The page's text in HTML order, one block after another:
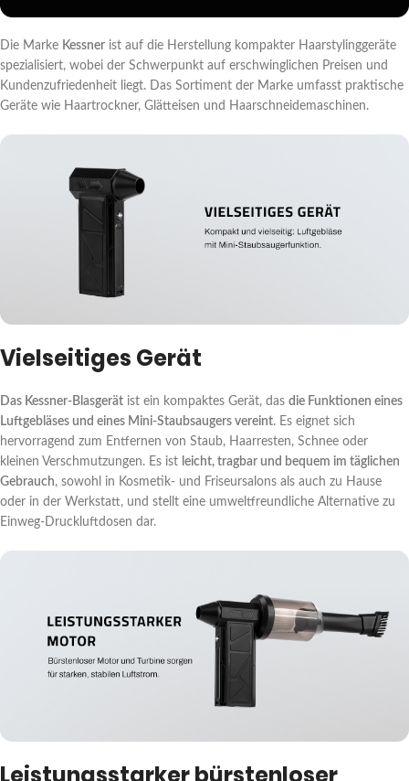
Die Marke Kessner ist auf die Herstellung kompakter Haarstylinggeräte
spezialisiert, wobei der Schwerpunkt auf erschwinglichen Preisen und
Kundenzufriedenheit liegt. Das Sortiment der Marke umfasst praktische
Geräte wie Haartrockner, Glätteisen und Haarschneidemaschinen.
Vielseitiges Gerät
Das Kessner-Blasgerät ist ein kompaktes Gerät, das die Funktionen eines
Luftgebläses und eines Mini-Staubsaugers vereint. Es eignet sich
hervorragend zum Entfernen von Staub, Haarresten, Schnee oder
kleinen Verschmutzungen. Es ist leicht, tragbar und bequem im täglichen
Gebrauch, sowohl in Kosmetik- und Friseursalons als auch zu Hause
oder in der Werkstatt, und stellt eine umweltfreundliche Alternative zu
Einweg-Druckluftdosen dar.